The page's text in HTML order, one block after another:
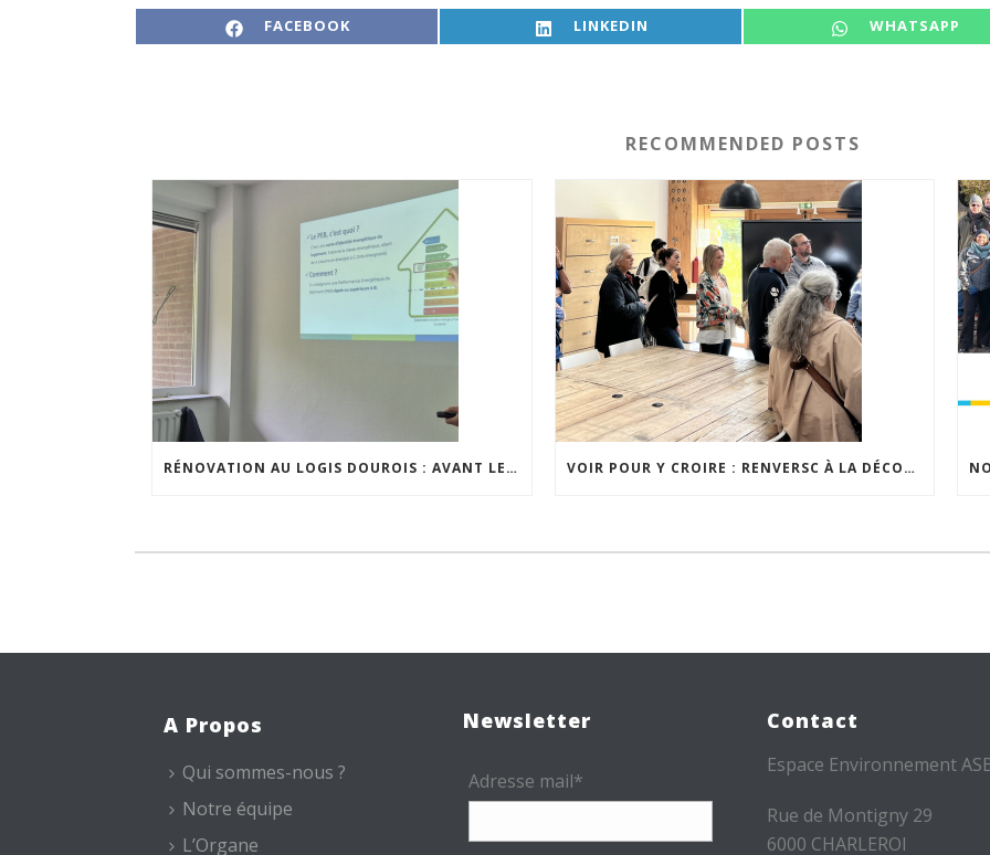
SHARE ON
FACEBOOK SHARE ON
LINKEDIN SHARE ON
WHATSAPP
RECOMMENDED POSTS
RÉNOVATION AU LOGIS DOUROIS : AVANT LE CHANTIER, LE DIALOGUE AVEC LES HABITANTS VOIR POUR Y CROIRE : RENVERSC À LA DÉCOUVERTE DE RÉALISATIONS INSPIRANTES
A Propos
Qui sommes-nous ?
Notre équipe
L’Organe
Newsletter
Adresse mail*
Contact
Espace Environnement
Rue de Montigny 29
6000 CHARLEROI